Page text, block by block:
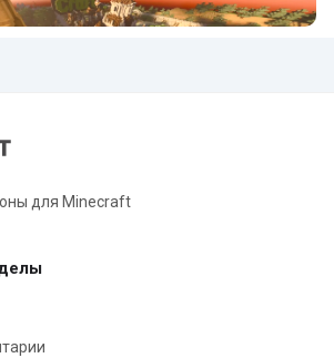
для Minecraft